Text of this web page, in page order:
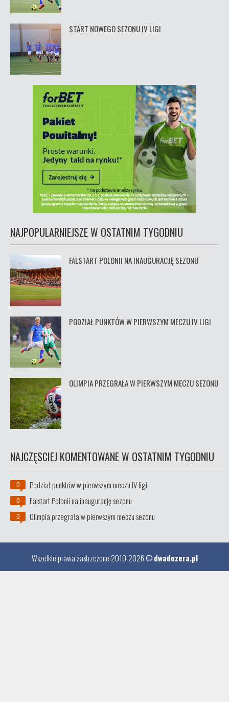
START NOWEGO SEZONU IV LIGI
NAJPOPULARNIEJSZE W OSTATNIM TYGODNIU
FALSTART POLONII NA INAUGURACJĘ SEZONU
PODZIAŁ PUNKTÓW W PIERWSZYM MECZU IV LIGI
OLIMPIA PRZEGRAŁA W PIERWSZYM MECZU SEZONU
NAJCZĘSCIEJ KOMENTOWANE W OSTATNIM TYGODNIU
0 Podział punktów w pierwszym meczu IV ligi
0 Falstart Polonii na inaugurację sezonu
0 Olimpia przegrała w pierwszym meczu sezonu
Wszelkie prawa zastrzeżone 2010-2026 ©dwadozera.pl